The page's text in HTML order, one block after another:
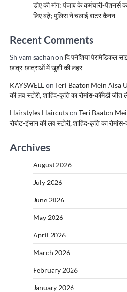
डीए की मांग: पंजाब के कर्मचारी-पेंशनर्स
लिए बढ़े; पुलिस ने चलाई वाटर कैनन
Recent Comments
Shivam sachan on दि पनेशिया पैरामेडिकल
छात्र-छात्राओं में खुशी की लहर
KAYSWELLon Teri Baaton Mein Aisa
की लव स्टोरी, शाहिद-कृति का रोमांस-कॉमेडी जीत
Hairstyles Haircutson Teri Baaton
रोबोट-इंसान की लव स्टोरी, शाहिद-कृति का
Archives
August 2026
July 2026
June 2026
May 2026
April 2026
March 2026
February 2026
January 2026